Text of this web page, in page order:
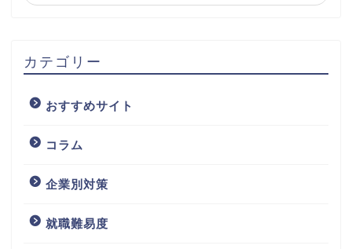
カテゴリー
おすすめサイト
コラム
企業別対策
就職難易度